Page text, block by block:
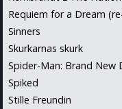
Requiem for a Dream
Sinners
Skurkarnas skurk
Spider-Man: Brand New
Spiked
Stille Freundin